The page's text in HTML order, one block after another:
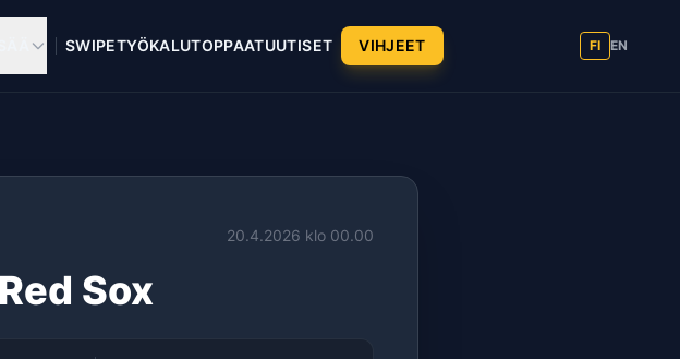
SWIPETYÖKALUTOPPAATUUTISET VIHJEET FI EN
20.4.2026 klo 00.00
Sox